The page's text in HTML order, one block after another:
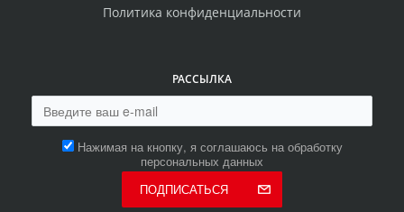
Политика конфиденциальности
РАССЫЛКА
Нажимая на кнопку, я соглашаюсь на обработку
персональных данных
ПОДПИСАТЬСЯ